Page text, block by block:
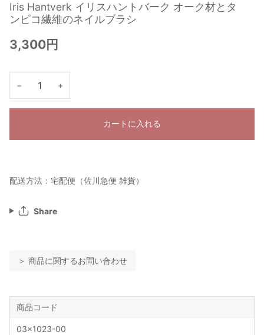
Iris Hantverk イリスハントバーク オーク材とタ
ンピコ繊維のネイルブラシ
3,300円
− +
カートに入れる
配送方法：宅配便（佐川急便 雑貨）
Share
＞ 商品に関するお問い合わせ
商品コード
03x1023-00